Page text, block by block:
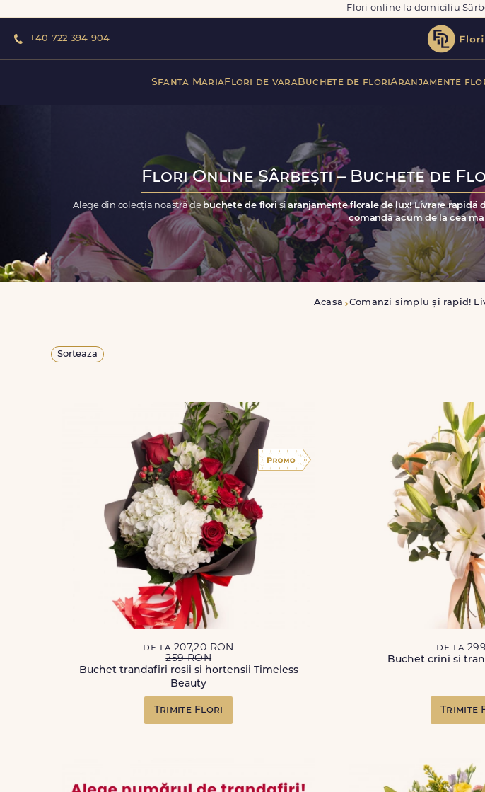
Flori online la domiciliu
+40 722 394 904
Sfanta MariaFlori de varaBuchete de floriAranjamente
Flori Online Sârbești – Buchete de
Alege din colecția noastră de buchete de florișiaranjamente florale de lux! Livrare rapidă
comandă acum de la cea
Acasa Comanzi simplu și rapid!
Sorteaza
de la 207,20 RON
259 RON
Buchet trandafiri rosii si hortensii Timeless
Beauty
Trimite Flori
de la
Buchet crini si
Trimite